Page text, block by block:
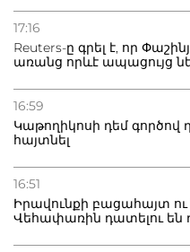
17:16
Reuters-ը գրել է, որ
առանց որևէ ապացույց
16:59
Կաթողիկոսի դեմ
հայտնել
16:51
Իրավունքի բացահայտ
Վեհափառին դատելու են
20.07.2026
Բաքվի բանտից գեներալ
Փաշինյանին